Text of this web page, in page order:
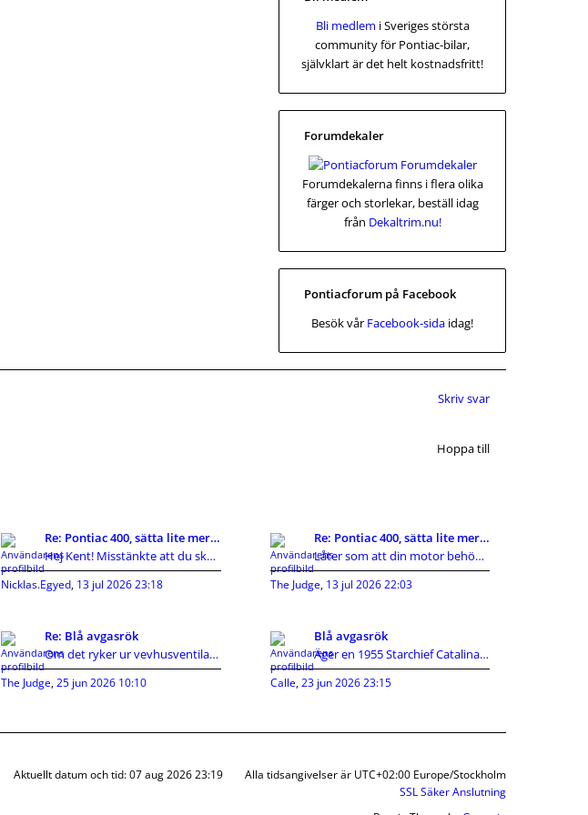
Bli medlem i Sveriges största
community för Pontiac-bilar,
självklart är det helt kostnadsfritt!
Forumdekaler
Forumdekalerna finns i flera olika
färger och storlekar, beställ idag
från Dekaltrim.nu!
Pontiacforum på Facebook
Besök vår Facebook-sida idag!
Skriv svar
Hoppa till
Re: Pontiac 400, sätta lite mer fart på snurran.
Hej Kent! Misstänkte att du skulle svara här, du
Nicklas.Egyed, 13 jul 2026 23:18
Re: Pontiac 400, sätta lite mer fart på snurran.
Låter som att din motor behöver en fackmannamässig
The Judge, 13 jul 2026 22:03
Re: Blå avgasrök
Om det ryker ur vevhusventilationen och ventilkåpa
The Judge,25 jun 2026 10:10
Blå avgasrök
Äger en 1955 Starchief Catalina V8 287. Släpper re
Calle,23 jun 2026 23:15
Alla tidsangivelser är UTC+02:00 Europe/Stockholm
Aktuellt datum och tid: 07 aug 2026 23:19
SSL Säker Anslutning